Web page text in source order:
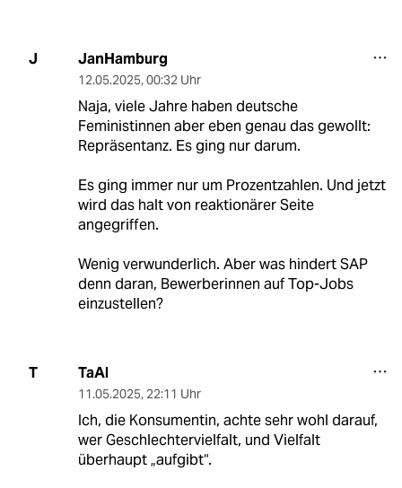
J JanHamburg
12.05.2025, 00:32 Uhr
Naja, viele Jahre haben deutsche
Feministinnen aber eben genau das gewollt:
Repräsentanz. Es ging nur darum.
Es ging immer nur um Prozentzahlen. Und jetzt
wird das halt von reaktionärer Seite
angegriffen.
Wenig verwunderlich. Aber was hindert SAP
denn daran, Bewerberinnen auf Top-Jobs
einzustellen?
T TaAl
11.05.2025, 22:11 Uhr
Ich, die Konsumentin, achte sehr wohl darauf,
wer Geschlechtervielfalt, und Vielfalt
überhaupt „aufgibt“.